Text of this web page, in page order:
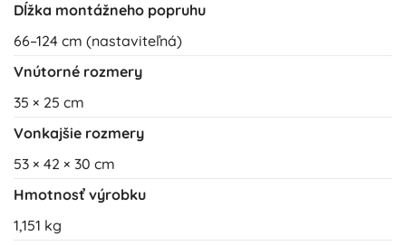
Dĺžka montážneho popruhu
66–124 cm (nastaviteľná)
Vnútorné rozmery
35 × 25 cm
Vonkajšie rozmery
53 × 42 × 30 cm
Hmotnosť výrobku
1,151 kg